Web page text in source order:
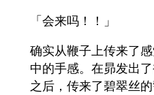
「会来吗！！」
确实从鞭子上传来了
中的手感。在昴发出
之后，传来了碧翠丝的